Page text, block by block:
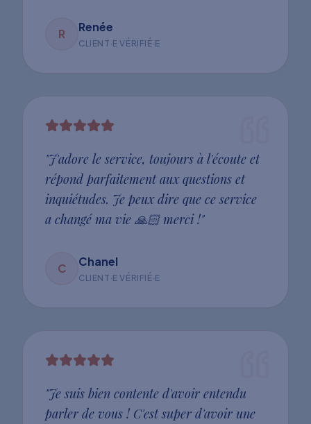
R Renée
CLIENT·E VÉRIFIÉ·E
"J'adore le service, toujours à l'écoute et
répond parfaitement aux questions et
inquiétudes. Je peux dire que ce service
a changé ma vie 🙏🏻 merci !"
C Chanel
CLIENT·E VÉRIFIÉ·E
"Je suis bien contente d'avoir entendu
parler de vous ! C'est super d'avoir une